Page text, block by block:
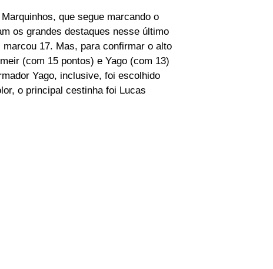
que segue marcando o
os grandes destaques nesse último
17. Mas, para confirmar o alto
(com 15 pontos) e Yago (com 13)
Yago, inclusive, foi escolhido
o principal cestinha foi Lucas